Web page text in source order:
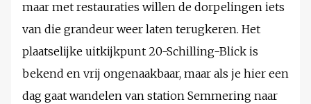
maar met restauraties willen de dorpelingen iets
van die grandeur weer laten terugkeren. Het
plaatselijke uitkijkpunt 20-Schilling-Blick is
bekend en vrij ongenaakbaar, maar als je hier een
dag gaat wandelen van station Semmering naar